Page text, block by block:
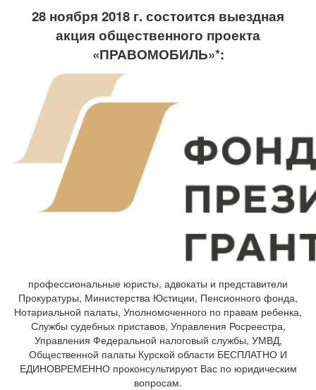
28 ноября 2018 г. состоится выездная
акция общественного проекта
«ПРАВОМОБИЛЬ»*:
профессиональные юристы, адвокаты и представители
Прокуратуры, Министерства Юстиции, Пенсионного фонда,
Нотариальной палаты, Уполномоченного по правам ребенка,
Службы судебных приставов, Управления Росреестра,
Управления Федеральной налоговый службы, УМВД,
Общественной палаты Курской области БЕСПЛАТНО И
ЕДИНОВРЕМЕННО проконсультируют Вас по юридическим
вопросам.